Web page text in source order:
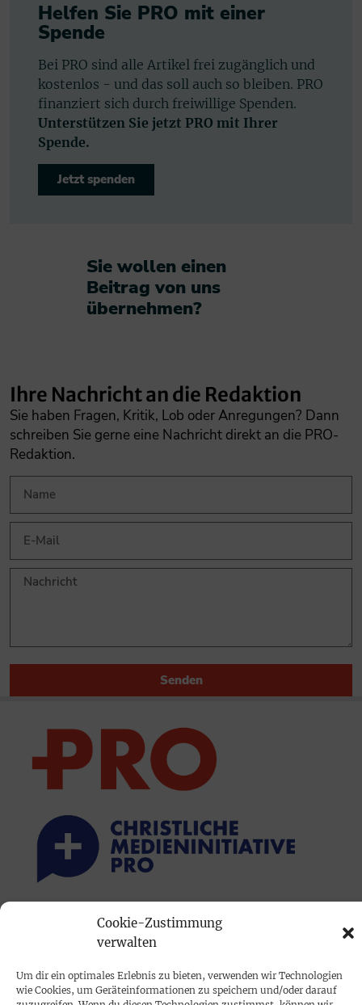
Cookie-Zustimmung
verwalten
Um dir ein optimales Erlebnis zu bieten, verwenden wir Technologien
wie Cookies, um Geräteinformationen zu speichern und/oder darauf
Helfen Sie PRO mit einer
Spende
Bei PRO sind alle Artikel frei zugänglich und
kostenlos - und das soll auch so bleiben. PRO
finanziert sich durch freiwillige Spenden.
Unterstützen Sie jetzt PRO mit Ihrer
Spende.
Jetzt spenden
Sie wollen einen
Beitrag von uns
übernehmen?​
Ihre Nachricht an die Redaktion
Sie haben Fragen, Kritik, Lob oder Anregungen? Dann
schreiben Sie gerne eine Nachricht direkt an die PRO-
Redaktion.
Senden
PRINTAUSGABE
Mediadaten
PROKOMPAKT